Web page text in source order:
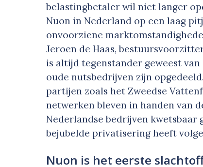
belastingbetaler wil niet langer
Nuon in Nederland op een laag
onvoorziene
Jeroen de Haas,
is altijd tegenstander geweest
oude nutsbedrijven zijn
partijen zoals het Zweedse
netwerken bleven in handen van
Nederlandse bedrijven kwetsbaar
bejubelde privatisering heeft
Nuon is het eerste